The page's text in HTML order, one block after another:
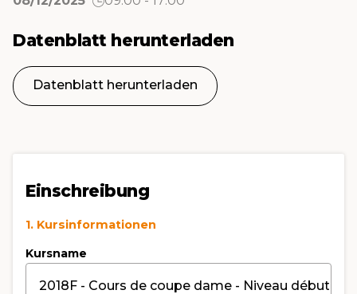
Datenblatt herunterladen
Datenblatt herunterladen
Einschreibung
1. Kursinformationen
Kursname